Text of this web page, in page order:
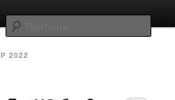
2022